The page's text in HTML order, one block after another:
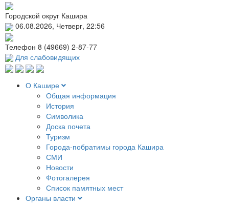
Городской округ Кашира
06.08.2026, Четверг, 22:56
Телефон 8 (49669) 2-87-77
Для слабовидящих
О Кашире
Общая информация
История
Символика
Доска почета
Туризм
Города-побратимы города Кашира
СМИ
Новости
Фотогалерея
Список памятных мест
Органы власти